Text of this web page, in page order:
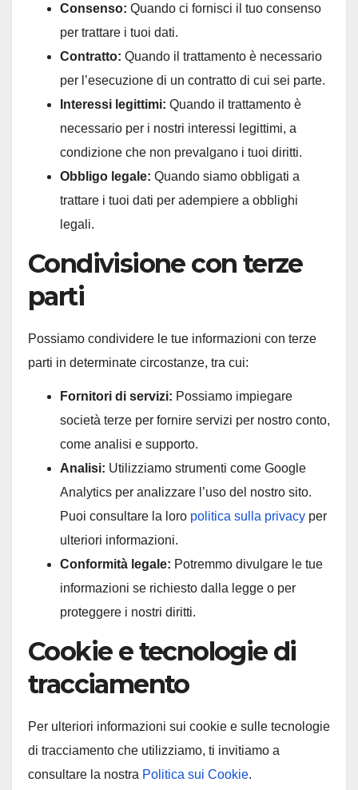
Consenso: Quando ci fornisci il tuo consenso
per trattare i tuoi dati.
Contratto: Quando il trattamento è necessario
per l’esecuzione di un contratto di cui sei parte.
Interessi legittimi: Quando il trattamento è
necessario per i nostri interessi legittimi, a
condizione che non prevalgano i tuoi diritti.
Obbligo legale: Quando siamo obbligati a
trattare i tuoi dati per adempiere a obblighi
legali.
Condivisione con terze
parti
Possiamo condividere le tue informazioni con terze
parti in determinate circostanze, tra cui:
Fornitori di servizi: Possiamo impiegare
società terze per fornire servizi per nostro conto,
come analisi e supporto.
Analisi: Utilizziamo strumenti come Google
Analytics per analizzare l’uso del nostro sito.
Puoi consultare la loro politica sulla privacy per
ulteriori informazioni.
Conformità legale: Potremmo divulgare le tue
informazioni se richiesto dalla legge o per
proteggere i nostri diritti.
Cookie e tecnologie di
tracciamento
Per ulteriori informazioni sui cookie e sulle tecnologie
di tracciamento che utilizziamo, ti invitiamo a
consultare la nostra Politica sui Cookie.